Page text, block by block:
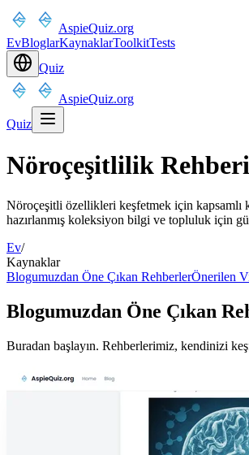
AspieQuiz.org
EvBloglarKaynaklarToolkitTests
Quiz
AspieQuiz.org
Quiz
Nöroçeşitlilik
Nöroçeşitli özellikleri keşfetmek için kapsamlı
hazırlanmış koleksiyon bilgi ve topluluk için
Ev/
Kaynaklar
Blogumuzdan Öne Çıkan RehberlerÖnerilen
Blogumuzdan Öne Çıkan
Buradan başlayın. Rehberlerimiz, kendinizi